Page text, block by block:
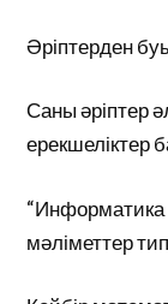
Әріптерден
Саны әріптер
ерекшеліктер
“Информатика
мәліметтер